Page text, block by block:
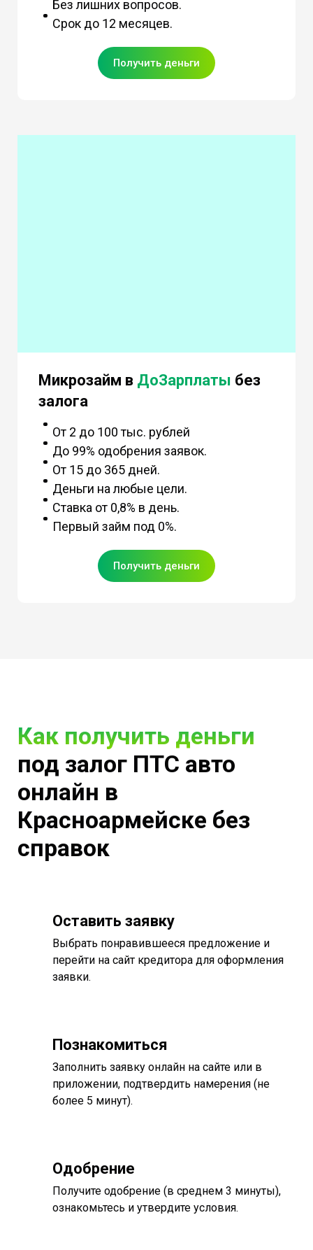
Без лишних вопросов.
Срок до 12 месяцев.
Получить деньги
Микрозайм в ДоЗарплаты без
залога
От 2 до 100 тыс. рублей
До 99% одобрения заявок.
От 15 до 365 дней.
Деньги на любые цели.
Ставка от 0,8% в день.
Первый займ под 0%.
Получить деньги
Как получить деньги
под залог ПТС авто
онлайн в
Красноармейске без
справок
Оставить заявку
Выбрать понравившееся предложение и
перейти на сайт кредитора для оформления
заявки.
Познакомиться
Заполнить заявку онлайн на сайте или в
приложении, подтвердить намерения (не
более 5 минут).
Одобрение
Получите одобрение (в среднем 3 минуты),
ознакомьтесь и утвердите условия.